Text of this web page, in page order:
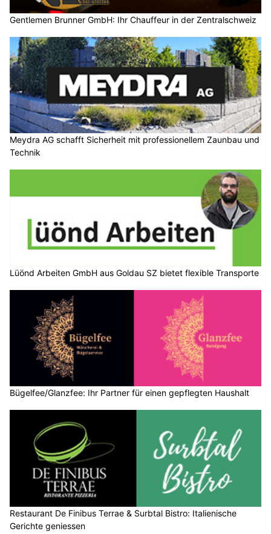
Gentlemen Brunner GmbH: Ihr Chauffeur in der Zentralschweiz
Meydra AG schafft Sicherheit mit professionellem Zaunbau und
Technik
Lüönd Arbeiten GmbH aus Goldau SZ bietet flexible Transporte
Bügelfee/Glanzfee: Ihr Partner für einen gepflegten Haushalt
Restaurant De Finibus Terrae & Surbtal Bistro: Italienische
Gerichte geniessen